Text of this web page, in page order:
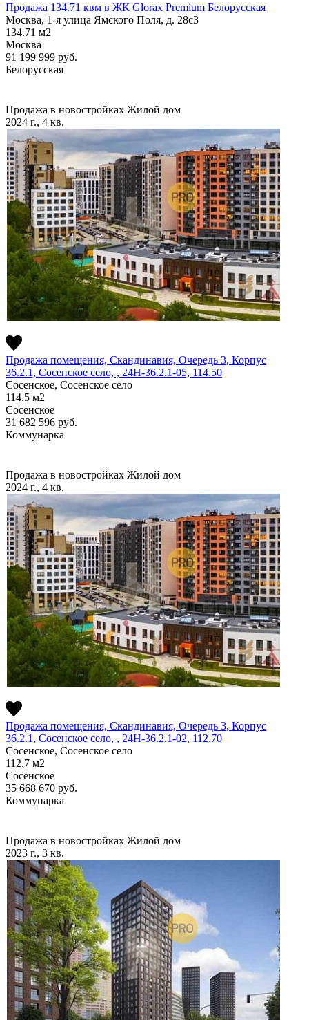
Продажа 134.71 квм в ЖК Glorax Premium Белорусская
Москва, 1-я улица Ямского Поля, д. 28с3
134.71 м2
Москва
91 199 999 руб.
Белорусская
Продажа в новостройках Жилой дом
2024 г., 4 кв.
Продажа помещения, Скандинавия, Очередь 3, Корпус
36.2.1, Сосенское село, , 24Н-36.2.1-05, 114.50
Сосенское, Сосенское село
114.5 м2
Сосенское
31 682 596 руб.
Коммунарка
Продажа в новостройках Жилой дом
2024 г., 4 кв.
Продажа помещения, Скандинавия, Очередь 3, Корпус
36.2.1, Сосенское село, , 24Н-36.2.1-02, 112.70
Сосенское, Сосенское село
112.7 м2
Сосенское
35 668 670 руб.
Коммунарка
Продажа в новостройках Жилой дом
2023 г., 3 кв.